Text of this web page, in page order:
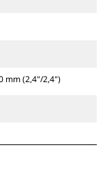
mm (2,4"/2,4")